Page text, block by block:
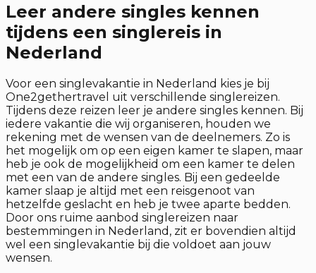
Leer andere singles kennen
tijdens een singlereis in
Nederland
Voor een singlevakantie in Nederland kies je bij
One2gethertravel uit verschillende singlereizen.
Tijdens deze reizen leer je andere singles kennen. Bij
iedere vakantie die wij organiseren, houden we
rekening met de wensen van de deelnemers. Zo is
het mogelijk om op een eigen kamer te slapen, maar
heb je ook de mogelijkheid om een kamer te delen
met een van de andere singles. Bij een gedeelde
kamer slaap je altijd met een reisgenoot van
hetzelfde geslacht en heb je twee aparte bedden.
Door ons ruime aanbod singlereizen naar
bestemmingen in Nederland, zit er bovendien altijd
wel een singlevakantie bij die voldoet aan jouw
wensen.